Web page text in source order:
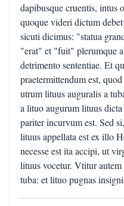
dapibusque cruentis, intus
quoque videri dictum
sicuti dicimus: "statua
"erat" et "fuit" plerumque
detrimento sententiae. Et
praetermittendum est,
utrum lituus auguralis a
a lituo augurum lituus
pariter incurvum est. Sed
lituus appellata est ex illo
necesse est ita accipi, ut
lituus vocetur. Vtitur
tuba: et lituo pugnas